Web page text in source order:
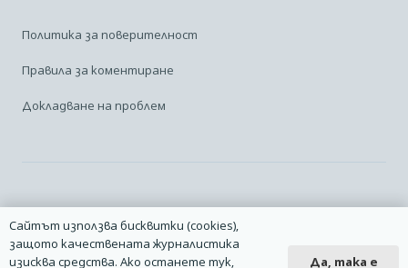
Политика за поверителност
Правила за коментиране
Докладване на проблем
Linkedin
2014 – 2026 © Всички права запазени. | Издател: Авио Форум |
Сайтът използва бисквитки (cookies),
защото качествената журналистика
изисква средства. Ако останете тук,
Да, така е